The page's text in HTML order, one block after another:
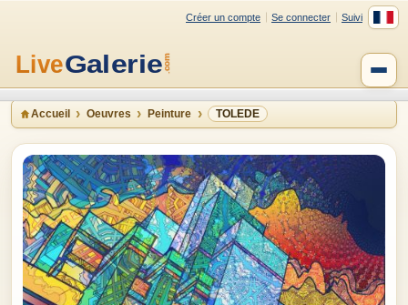
Créer un compte Se connecter Suivi
Accueil Oeuvres Peinture TOLEDE